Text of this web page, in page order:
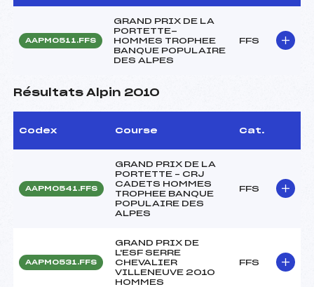
AAPM0511.FFS
GRAND PRIX DE LA
PORTETTE-
HOMMES TROPHEE
BANQUE POPULAIRE
DES ALPES
FFS
Résultats Alpin 2010
Codex Course Cat.
AAPM0541.FFS
GRAND PRIX DE LA
PORTETTE – CRJ
CADETS HOMMES
TROPHEE BANQUE
POPULAIRE DES
ALPES
FFS
AAPM0531.FFS
GRAND PRIX DE
L'ESF SERRE
CHEVALIER
VILLENEUVE 2010
HOMMES
FFS